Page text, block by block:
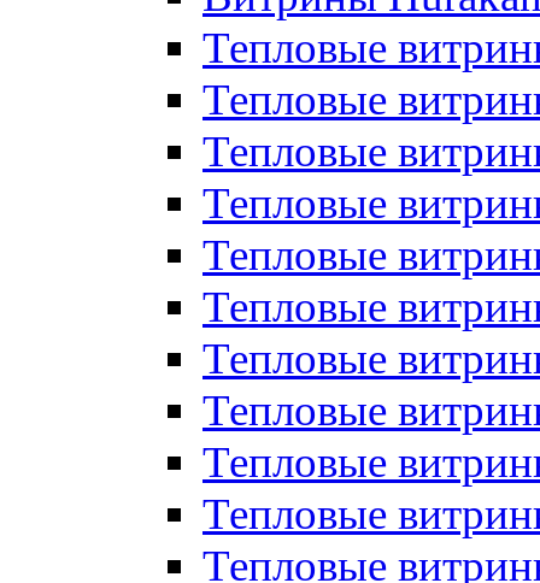
Тепловые
Тепловые
Тепловые
Тепловые
Тепловые
Тепловые
Тепловые
Тепловые
Тепловые
Тепловые
Тепловые